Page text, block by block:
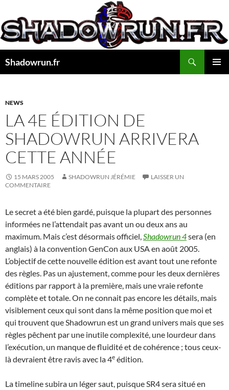
au
contenu
Shadowrun.fr
NEWS
LA 4E ÉDITION DE
SHADOWRUN ARRIVERA
CETTE ANNÉE
15 MARS 2005 SHADOWRUN JÉRÉMIE
LAISSER UN
COMMENTAIRE
Le secret a été bien gardé, puisque la plupart des personnes
informées ne l’attendait pas avant un ou deux ans au
maximum. Mais c’est désormais officiel,Shadowrun 4sera (en
anglais) à la convention GenCon aux USA en août 2005.
L’objectif de cette nouvelle édition est avant tout une refonte
des règles. Pas un ajustement, comme pour les deux dernières
éditions par rapport à la première, mais une vraie refonte
complète et totale. On ne connait pas encore les détails, mais
visiblement ceux qui sont dans la même position que moi et
qui trouvent que Shadowrun est un grand univers mais que ses
règles pêchent par une inutile complexité, une lourdeur dans
l’exécution, un manque de fluidité et de cohérence ; tous ceux-
là devraient être ravis avec la 4e édition.
La timeline subira un léger saut, puisque SR4 sera situé en